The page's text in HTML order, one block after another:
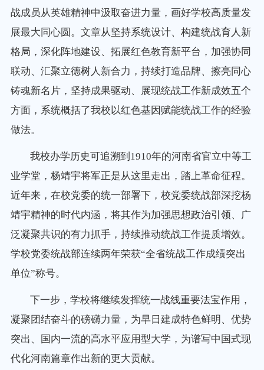
战成员从英雄精神中汲取奋进力量，画好学校高质量发
展最大同心圆。文章从坚持系统设计、构建统战育人新
格局，深化阵地建设、拓展红色教育新平台，加强协同
联动、汇聚立德树人新合力，持续打造品牌、擦亮同心
铸魂新名片，坚持成果驱动、展现统战工作新成效五个
方面，系统概括了我校以红色基因赋能统战工作的经验
做法。
我校办学历史可追溯到1910年的河南省官立中等工
业学堂，杨靖宇将军正是从这里走出，踏上革命征程。
近年来，在校党委的统一部署下，校党委统战部深挖杨
靖宇精神的时代内涵，将其作为加强思想政治引领、广
泛凝聚共识的有力抓手，持续推动统战工作提质增效。
学校党委统战部连续两年荣获“全省统战工作成绩突出
单位”称号。
下一步，学校将继续发挥统一战线重要法宝作用，
凝聚团结奋斗的磅礴力量，为早日建成特色鲜明、优势
突出、国内一流的高水平应用型大学，为谱写中国式现
代化河南篇章作出新的更大贡献。